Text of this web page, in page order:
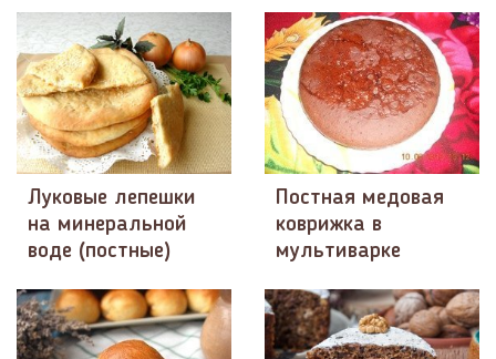
Луковые лепешки
на минеральной
воде (постные)
Постная медовая
коврижка в
мультиварке